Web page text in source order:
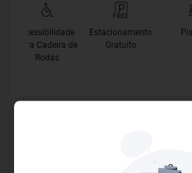
Acessibilidade
para Cadeira de
Rodas
Estacionamento
Gratuito
Azaleias, há apenas 3 quadras av.